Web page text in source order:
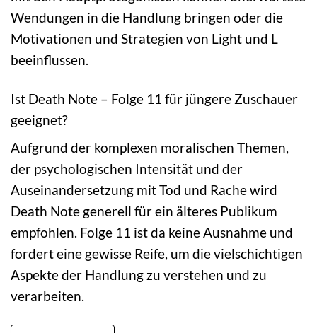
Wendungen in die Handlung bringen oder die
Motivationen und Strategien von Light und L
beeinflussen.
Ist Death Note – Folge 11 für jüngere Zuschauer
geeignet?
Aufgrund der komplexen moralischen Themen,
der psychologischen Intensität und der
Auseinandersetzung mit Tod und Rache wird
Death Note generell für ein älteres Publikum
empfohlen. Folge 11 ist da keine Ausnahme und
fordert eine gewisse Reife, um die vielschichtigen
Aspekte der Handlung zu verstehen und zu
verarbeiten.